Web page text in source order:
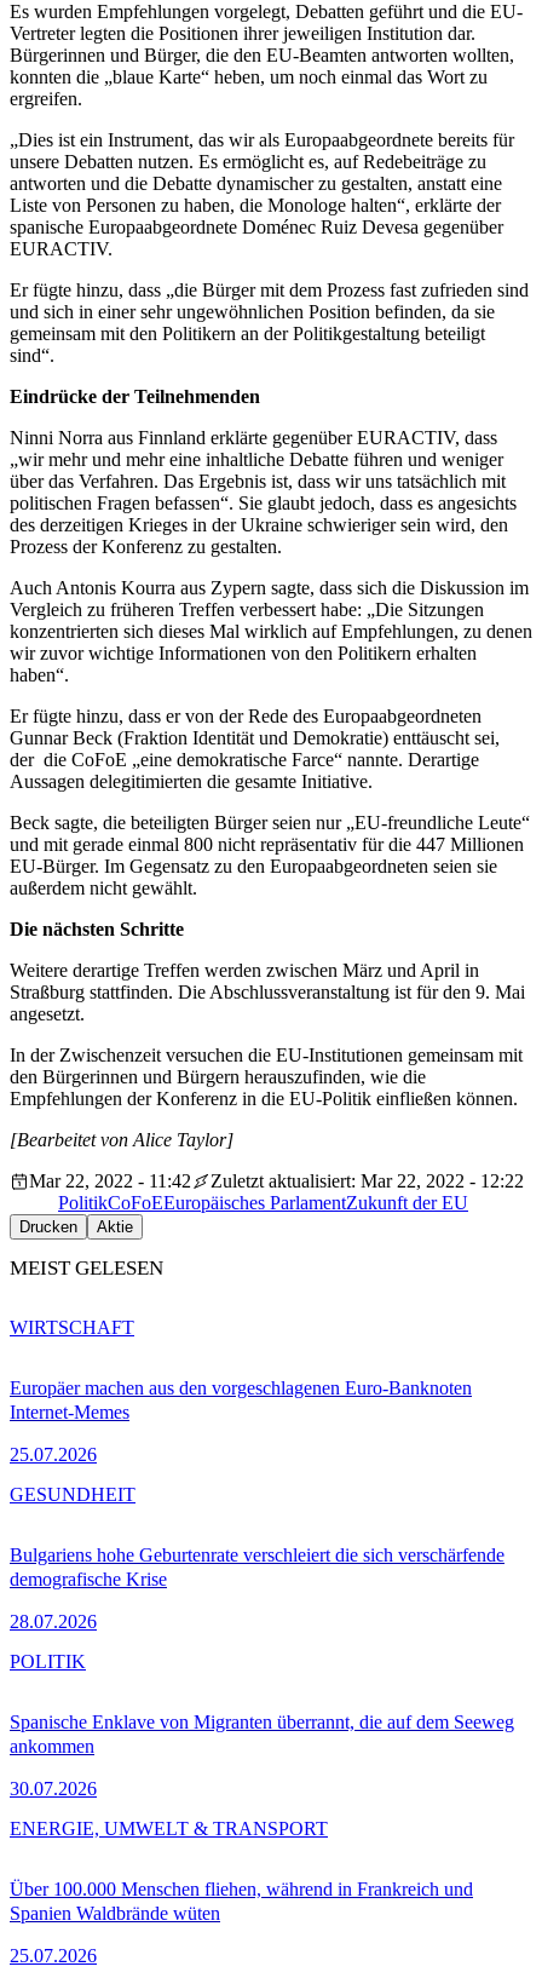
Es wurden Empfehlungen vorgelegt, Debatten geführt und die EU-
Vertreter legten die Positionen ihrer jeweiligen Institution dar.
Bürgerinnen und Bürger, die den EU-Beamten antworten wollten,
konnten die „blaue Karte“ heben, um noch einmal das Wort zu
ergreifen.
„Dies ist ein Instrument, das wir als Europaabgeordnete bereits für
unsere Debatten nutzen. Es ermöglicht es, auf Redebeiträge zu
antworten und die Debatte dynamischer zu gestalten, anstatt eine
Liste von Personen zu haben, die Monologe halten“, erklärte der
spanische Europaabgeordnete Doménec Ruiz Devesa gegenüber
EURACTIV.
Er fügte hinzu, dass „die Bürger mit dem Prozess fast zufrieden sind
und sich in einer sehr ungewöhnlichen Position befinden, da sie
gemeinsam mit den Politikern an der Politikgestaltung beteiligt
sind“.
Eindrücke der Teilnehmenden
Ninni Norra aus Finnland erklärte gegenüber EURACTIV, dass
„wir mehr und mehr eine inhaltliche Debatte führen und weniger
über das Verfahren. Das Ergebnis ist, dass wir uns tatsächlich mit
politischen Fragen befassen“. Sie glaubt jedoch, dass es angesichts
des derzeitigen Krieges in der Ukraine schwieriger sein wird, den
Prozess der Konferenz zu gestalten.
Auch Antonis Kourra aus Zypern sagte, dass sich die Diskussion im
Vergleich zu früheren Treffen verbessert habe: „Die Sitzungen
konzentrierten sich dieses Mal wirklich auf Empfehlungen, zu denen
wir zuvor wichtige Informationen von den Politikern erhalten
haben“.
Er fügte hinzu, dass er von der Rede des Europaabgeordneten
Gunnar Beck (Fraktion Identität und Demokratie) enttäuscht sei,
der die CoFoE „eine demokratische Farce“ nannte. Derartige
Aussagen delegitimierten die gesamte Initiative.
Beck sagte, die beteiligten Bürger seien nur „EU-freundliche Leute“
und mit gerade einmal 800 nicht repräsentativ für die 447 Millionen
EU-Bürger. Im Gegensatz zu den Europaabgeordneten seien sie
außerdem nicht gewählt.
Die nächsten Schritte
Weitere derartige Treffen werden zwischen März und April in
Straßburg stattfinden. Die Abschlussveranstaltung ist für den 9. Mai
angesetzt.
In der Zwischenzeit versuchen die EU-Institutionen gemeinsam mit
den Bürgerinnen und Bürgern herauszufinden, wie die
Empfehlungen der Konferenz in die EU-Politik einfließen können.
[Bearbeitet von Alice Taylor]
Mar 22, 2022 - 11:42
Zuletzt aktualisiert: Mar 22, 2022 - 12:22
PolitikCoFoEEuropäisches ParlamentZukunft der EU
Drucken Aktie
MEIST GELESEN
Europäer machen aus den vorgeschlagenen Euro-Banknoten
Internet-Memes
25.07.2026
WIRTSCHAFT
Bulgariens hohe Geburtenrate verschleiert die sich verschärfende
demografische Krise
28.07.2026
GESUNDHEIT
Spanische Enklave von Migranten überrannt, die auf dem Seeweg
ankommen
30.07.2026
POLITIK
Über 100.000 Menschen fliehen, während in Frankreich und
Spanien Waldbrände wüten
25.07.2026
ENERGIE, UMWELT & TRANSPORT